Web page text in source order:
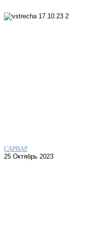
САРВАР
25 Октябрь 2023